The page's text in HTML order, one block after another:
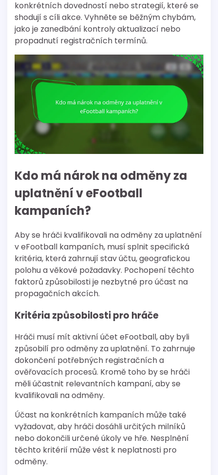
konkrétních dovedností nebo strategií, které se
shodují s cíli akce. Vyhněte se běžným chybám,
jako je zanedbání kontroly aktualizací nebo
propadnutí registračních termínů.
Kdo má nárok na odměny za
uplatnění v eFootball
kampaních?
Aby se hráči kvalifikovali na odměny za uplatnění
v eFootball kampaních, musí splnit specifická
kritéria, která zahrnují stav účtu, geografickou
polohu a věkové požadavky. Pochopení těchto
faktorů způsobilosti je nezbytné pro účast na
propagačních akcích.
Kritéria způsobilosti pro hráče
Hráči musí mít aktivní účet eFootball, aby byli
způsobilí pro odměny za uplatnění. To zahrnuje
dokončení potřebných registračních a
ověřovacích procesů. Kromě toho by se hráči
měli účastnit relevantních kampaní, aby se
kvalifikovali na odměny.
Účast na konkrétních kampaních může také
vyžadovat, aby hráči dosáhli určitých milníků
nebo dokončili určené úkoly ve hře. Nesplnění
těchto kritérií může vést k neplatnosti pro
odměny.